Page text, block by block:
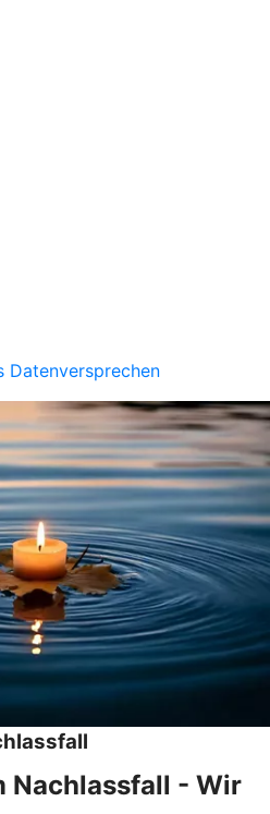
Datenversprechen
Nachlassfall - Wir